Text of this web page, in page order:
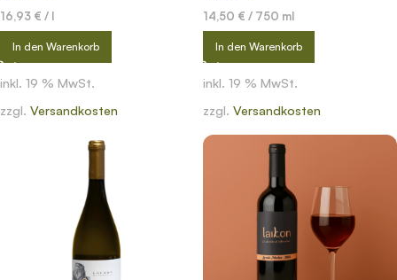
16,93 € / l
In den Warenkorb
inkl. 19 % MwSt.
zzgl. Versandkosten
14,50 € / 750 ml
In den Warenkorb
inkl. 19 % MwSt.
zzgl. Versandkosten